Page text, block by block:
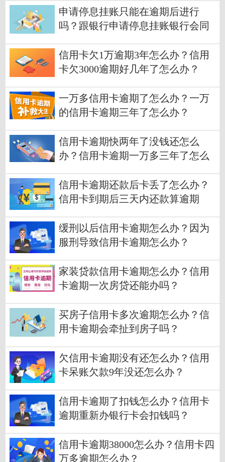
申请停息挂账只能在逾期后进行
吗？跟银行申请停息挂账银行会同
信用卡欠1万逾期3年怎么办？信用
卡欠3000逾期好几年了怎么办？
一万多信用卡逾期了怎么办？一万
的信用卡逾期三年了怎么办？
信用卡逾期快两年了没钱还怎么
办？信用卡逾期一万多三年了怎么
信用卡逾期还款后卡丢了怎么办？
信用卡到期后三天内还款算逾期
缓刑以后信用卡逾期怎么办？因为
服刑导致信用卡逾期怎么办？
家装贷款信用卡逾期怎么办？信用
卡逾期一次房贷还能办吗？
买房子信用卡多次逾期怎么办？信
用卡逾期会牵扯到房子吗？
欠信用卡逾期没有还怎么办？信用
卡呆账欠款9年没还怎么办？
信用卡逾期了扣钱怎么办？信用卡
逾期重新办银行卡会扣钱吗？
信用卡逾期38000怎么办？信用卡四
万多逾期怎么办？